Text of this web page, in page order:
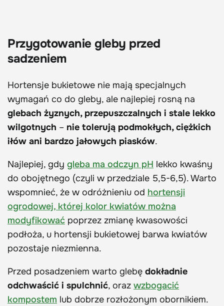
Przygotowanie gleby przed
sadzeniem
Hortensje bukietowe nie mają specjalnych
wymagań co do gleby, ale najlepiej rosną na
glebach żyznych, przepuszczalnych i stale lekko
wilgotnych – nie tolerują podmokłych, ciężkich
iłów ani bardzo jałowych piasków.
Najlepiej, gdy gleba ma odczyn pH lekko kwaśny
do obojętnego (czyli w przedziale 5,5-6,5). Warto
wspomnieć, że w odróżnieniu od hortensji
ogrodowej, której kolor kwiatów można
modyfikować poprzez zmianę kwasowości
podłoża, u hortensji bukietowej barwa kwiatów
pozostaje niezmienna.
Przed posadzeniem warto glebę dokładnie
odchwaścić i spulchnić, oraz wzbogacić
kompostem lub dobrze rozłożonym obornikiem.